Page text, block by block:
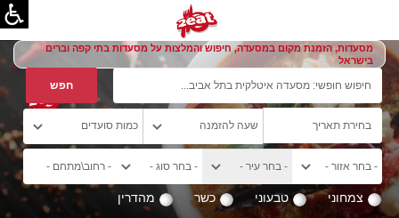
מסעדות, הזמנת מקום במסעדה, חיפוש והמלצות על מסעדות בתי קפה וברים
בישראל
צמחוני טבעוני כשר מהדרין